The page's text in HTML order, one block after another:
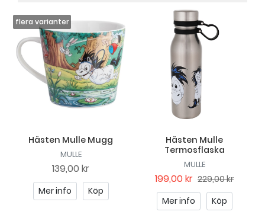
Hästen Mulle Mugg
MULLE
139,00 kr
Mer info Köp
Hästen Mulle
Termosflaska
MULLE
199,00 kr 229,00 kr
Mer info
Köp